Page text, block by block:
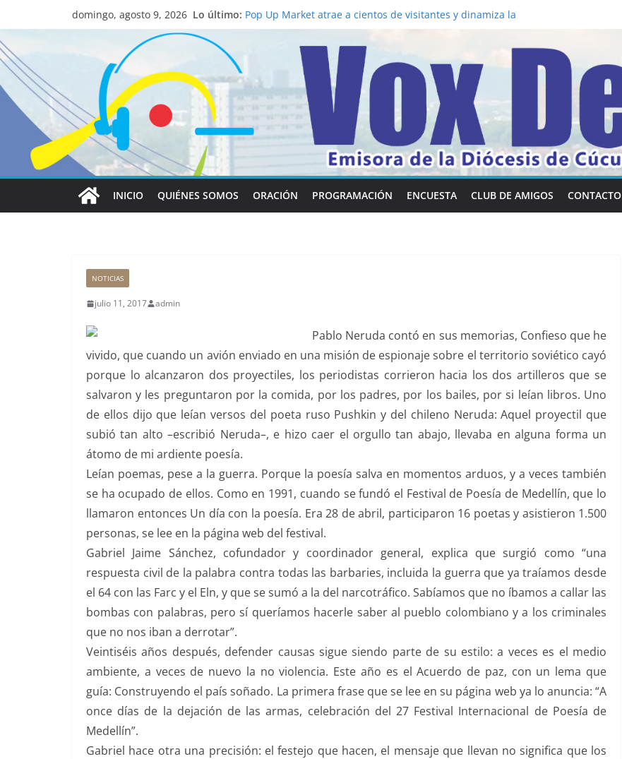
domingo, agosto 9, 2026 Lo último: Pop Up Market atrae a cientos de visitantes y dinamiza la
economía local
Lo que tienen en común la nueva Película Toy Story 5 y el
Papa León XIV
Realizadores de Vox Dei fortalecen su identidad
institucional y habilidades en comunicación visual
La ciencia desvela los 5 secretos que tiene fácilmente un
católico para convertirse en “Superancianos”
INICIO QUIÉNES SOMOS ORACIÓN PROGRAMACIÓN ENCUESTA CLUB DE AMIGOS CONTACTO
NOTICIAS
julio 11, 2017 admin
Pablo Neruda contó en sus memorias, Confieso que he
vivido, que cuando un avión enviado en una misión de espionaje sobre el territorio soviético cayó
porque lo alcanzaron dos proyectiles, los periodistas corrieron hacia los dos artilleros que se
salvaron y les preguntaron por la comida, por los padres, por los bailes, por si leían libros. Uno
de ellos dijo que leían versos del poeta ruso Pushkin y del chileno Neruda: Aquel proyectil que
subió tan alto –escribió Neruda–, e hizo caer el orgullo tan abajo, llevaba en alguna forma un
átomo de mi ardiente poesía.
Leían poemas, pese a la guerra. Porque la poesía salva en momentos arduos, y a veces también
se ha ocupado de ellos. Como en 1991, cuando se fundó el Festival de Poesía de Medellín, que lo
llamaron entonces Un día con la poesía. Era 28 de abril, participaron 16 poetas y asistieron 1.500
personas, se lee en la página web del festival.
Gabriel Jaime Sánchez, cofundador y coordinador general, explica que surgió como “una
respuesta civil de la palabra contra todas las barbaries, incluida la guerra que ya traíamos desde
el 64 con las Farc y el Eln, y que se sumó a la del narcotráfico. Sabíamos que no íbamos a callar las
bombas con palabras, pero sí queríamos hacerle saber al pueblo colombiano y a los criminales
que no nos iban a derrotar”.
Veintiséis años después, defender causas sigue siendo parte de su estilo: a veces es el medio
ambiente, a veces de nuevo la no violencia. Este año es el Acuerdo de paz, con un lema que
guía: Construyendo el país soñado. La primera frase que se lee en su página web ya lo anuncia: “A
once días de la dejación de las armas, celebración del 27 Festival Internacional de Poesía de
Medellín”.
Gabriel hace otra una precisión: el festejo que hacen, el mensaje que llevan no significa que los